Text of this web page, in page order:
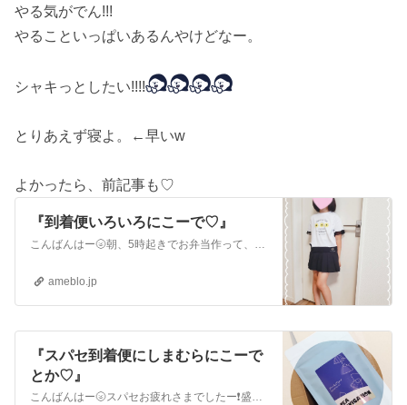
やる気がでん!!!
やることいっぱいあるんやけどなー。
シャキっとしたい!!!!
とりあえず寝よ。←早いw
よかったら、前記事も♡
『到着便いろいろにこーで♡』
ameblo.jp
『スパセ到着便にしまむらにこーで
とか♡』
こんばんはー🌝スパセお疲れさまでしたー❗盛り上がりましたねどんどん釣られる←続々と到着便も♡楽しみにしてた諭吉さんのアイスティー☕はやーい!!と♡♡なったけ…